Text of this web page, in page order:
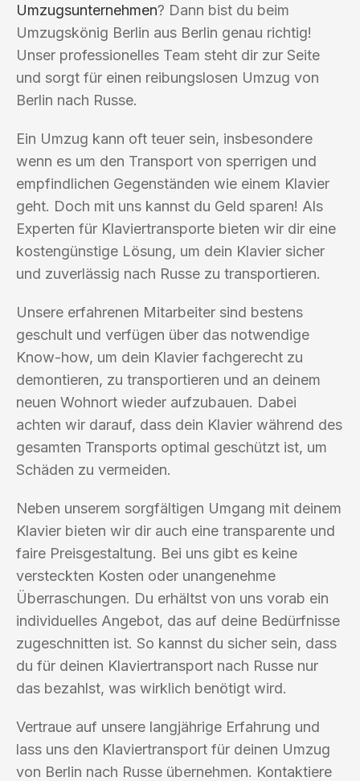
Umzugsunternehmen? Dann bist du beim
Umzugskönig Berlin aus Berlin genau richtig!
Unser professionelles Team steht dir zur Seite
und sorgt für einen reibungslosen Umzug von
Berlin nach Russe.
Ein Umzug kann oft teuer sein, insbesondere
wenn es um den Transport von sperrigen und
empfindlichen Gegenständen wie einem Klavier
geht. Doch mit uns kannst du Geld sparen! Als
Experten für Klaviertransporte bieten wir dir eine
kostengünstige Lösung, um dein Klavier sicher
und zuverlässig nach Russe zu transportieren.
Unsere erfahrenen Mitarbeiter sind bestens
geschult und verfügen über das notwendige
Know-how, um dein Klavier fachgerecht zu
demontieren, zu transportieren und an deinem
neuen Wohnort wieder aufzubauen. Dabei
achten wir darauf, dass dein Klavier während des
gesamten Transports optimal geschützt ist, um
Schäden zu vermeiden.
Neben unserem sorgfältigen Umgang mit deinem
Klavier bieten wir dir auch eine transparente und
faire Preisgestaltung. Bei uns gibt es keine
versteckten Kosten oder unangenehme
Überraschungen. Du erhältst von uns vorab ein
individuelles Angebot, das auf deine Bedürfnisse
zugeschnitten ist. So kannst du sicher sein, dass
du für deinen Klaviertransport nach Russe nur
das bezahlst, was wirklich benötigt wird.
Vertraue auf unsere langjährige Erfahrung und
lass uns den Klaviertransport für deinen Umzug
von Berlin nach Russe übernehmen. Kontaktiere